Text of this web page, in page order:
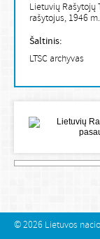
Lietuvių
rašytojus, 1946
Šaltinis:
LTSC archyvas
© 2026 Lietuvos